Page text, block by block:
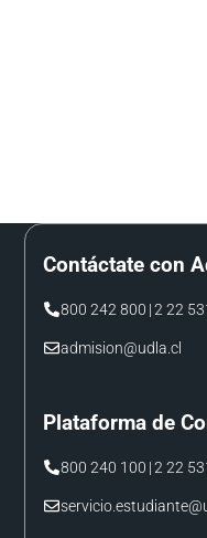
Contáctate con
800 242 800 | 2 22
admision@udla.cl
Plataforma de
800 240 100 | 2 22